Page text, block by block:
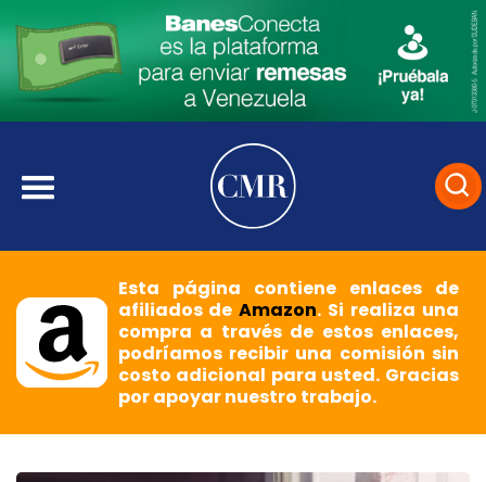
Esta página contiene enlaces de
afiliados deAmazon. Si realiza una
compra a través de estos enlaces,
podríamos recibir una comisión sin
costo adicional para usted. Gracias
por apoyar nuestro trabajo.